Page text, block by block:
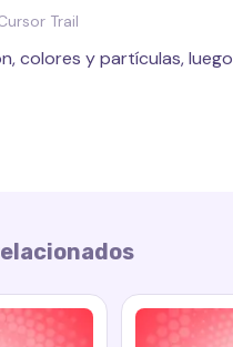
Trail
colores y partículas,